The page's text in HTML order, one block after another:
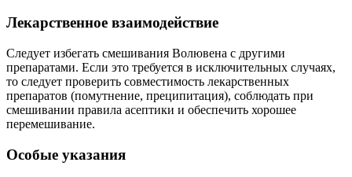
Лекарственное взаимодействие
Следует избегать смешивания Волювена с другими
препаратами. Если это требуется в исключительных случаях,
то следует проверить совместимость лекарственных
препаратов (помутнение, преципитация), соблюдать при
смешивании правила асептики и обеспечить хорошее
перемешивание.
Особые указания